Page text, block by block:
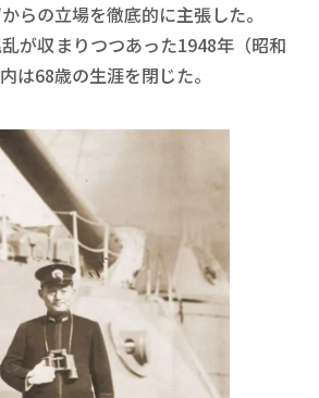
らの立場を徹底的に主張した。
が収まりつつあった1948年（昭和
は68歳の生涯を閉じた。